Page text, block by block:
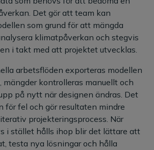
Det gör att team kan
som grund för att mängda
klimatpåverkan och stegvis
i takt med att projektet utvecklas.
arbetsflöden exporteras modellen
mängder kontrolleras manuellt och
på nytt när designen ändras. Det
för fel och gör resultaten mindre
projekteringsprocess. När
i stället hålls ihop blir det lättare att
testa nya lösningar och hålla